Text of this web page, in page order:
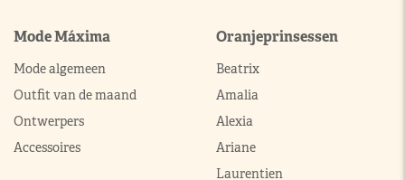
Mode Máxima
Mode algemeen
Outfit van de maand
Ontwerpers
Accessoires
Oranjeprinsessen
Beatrix
Amalia
Alexia
Ariane
Laurentien